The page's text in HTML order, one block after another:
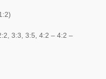
3:3, 3:5, 4:2 – 4:2 –